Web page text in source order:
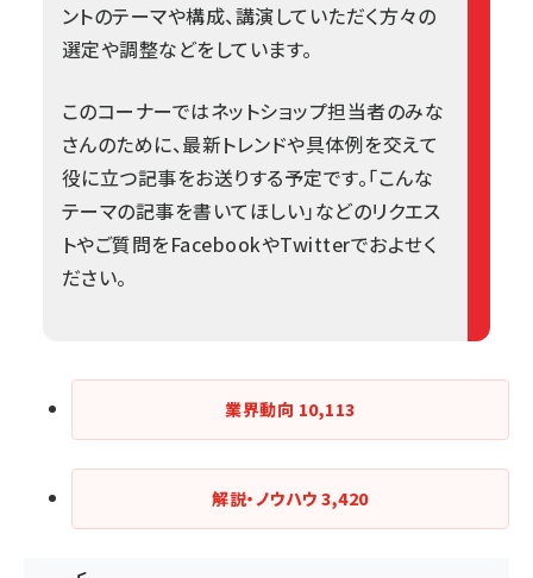
ントのテーマや構成、講演していただく方々の
選定や調整などをしています。
このコーナーではネットショップ担当者のみな
さんのために、最新トレンドや具体例を交えて
役に立つ記事をお送りする予定です。「こんな
テーマの記事を書いてほしい」などのリクエス
トやご質問をFacebookやTwitterでおよせく
ださい。
業界動向 10,113
解説・ノウハウ3,420